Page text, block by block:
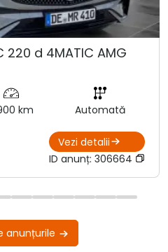
220 d 4MATIC AMG
km Automată
Vezi detalii
ID anunț: 306664
anunțurile